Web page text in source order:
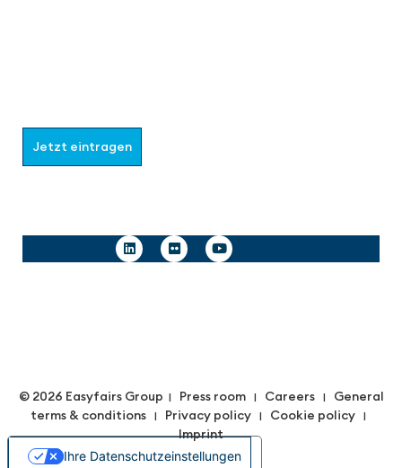
Jetzt eintragen
© 2026 Easyfairs Group | Press room| Careers| General
terms & conditions | Privacy policy | Cookie policy |
Imprint
Ihre Datenschutzeinstellungen